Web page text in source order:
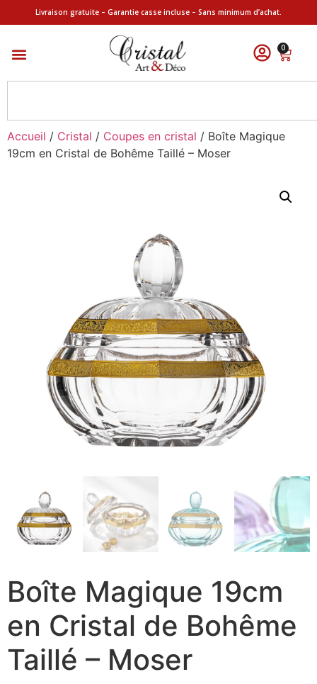
Livraison gratuite – Garantie casse incluse – Sans minimum d’achat.
0
Accueil / Cristal / Coupes en cristal / Boîte Magique
19cm en Cristal de Bohême Taillé – Moser
Boîte Magique 19cm
en Cristal de Bohême
Taillé – Moser